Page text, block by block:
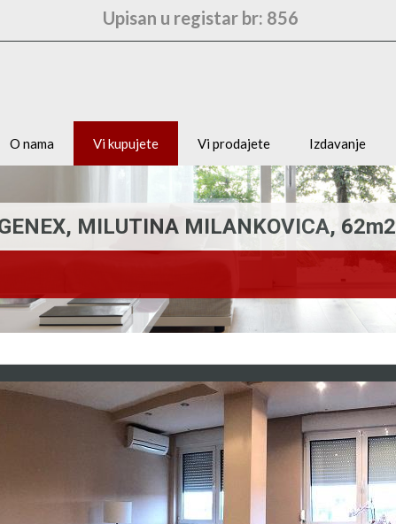
Upisan u registar br: 856
O nama Vi kupujete Vi prodajete Izdavanje
MILUTINA MILANKOVICA, 62m2